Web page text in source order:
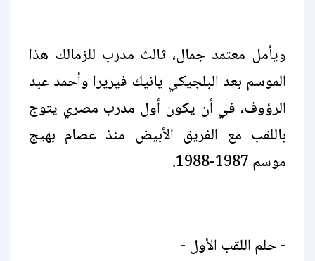
ويأمل معتمد جمال، ثالث مدرب للزمالك هذا
الموسم بعد البلجيكي يانيك فيريرا وأحمد عبد
الرؤوف، في أن يكون أول مدرب مصري يتوج
باللقب مع الفريق الأبيض منذ عصام بهيج
موسم 1987-1988.
- حلم اللقب الأول -